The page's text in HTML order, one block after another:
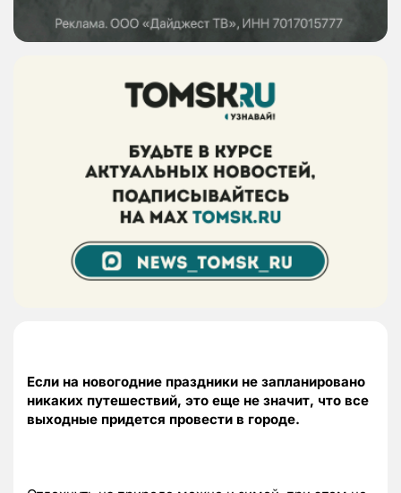
Если на новогодние праздники не запланировано
никаких путешествий, это еще не значит, что все
выходные придется провести в городе.